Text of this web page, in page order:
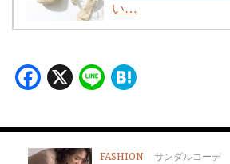
い…
Facebook
X Line
FASHION サンダルコーデ